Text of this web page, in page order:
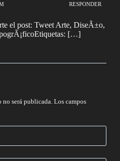
RESPONDER
el post: Tweet Arte, DiseÃ±o,
[…]
será publicada. Los campos